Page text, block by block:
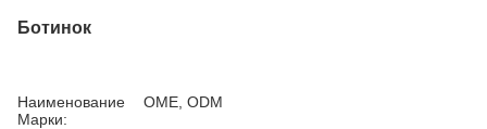
Ботинок
Наименование
Марки:
OME, ODM